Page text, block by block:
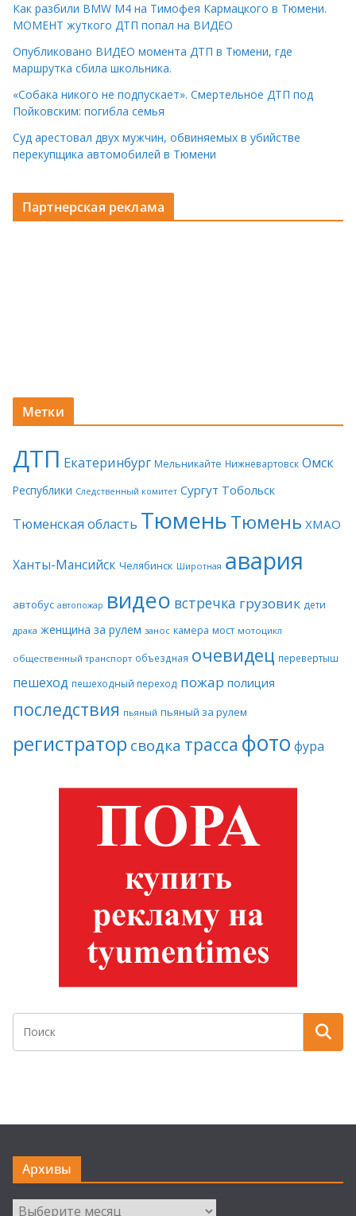
Как разбили BMW M4 на Тимофея Кармацкого в Тюмени.
МОМЕНТ жуткого ДТП попал на ВИДЕО
Опубликовано ВИДЕО момента ДТП в Тюмени, где
маршрутка сбила школьника.
«Собака никого не подпускает». Смертельное ДТП под
Пойковским: погибла семья
Суд арестовал двух мужчин, обвиняемых в убийстве
перекупщика автомобилей в Тюмени
Партнерская реклама
Метки
ДТП Екатеринбург Мельникайте Нижневартовск Омск
Республики Следственный комитет Сургут Тобольск
Тюменская область ТюменьТюмень ХМАО
Ханты-Мансийск Челябинск Широтная авария
автобус автопожар видео встречка грузовик дети
драка женщина за рулем занос камера мост мотоцикл
общественный транспорт объездная очевидец перевертыш
пешеход пешеходный переход пожар полиция
последствия пьяный пьяный за рулем
регистратор сводка трасса фото фура
Архивы
Архивы